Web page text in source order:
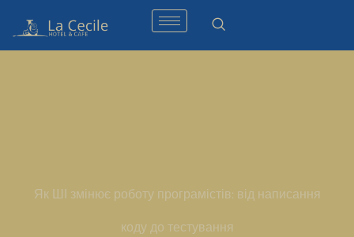
Як ШІ змінює роботу програмістів: від написання
коду до тестування